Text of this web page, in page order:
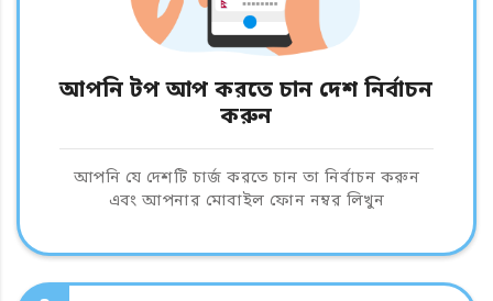
আপনি টপ আপ করতে চান দেশ নির্বাচন
করুন
আপনি যে দেশটি চার্জ করতে চান তা নির্বাচন করুন
এবং আপনার মোবাইল ফোন নম্বর লিখুন